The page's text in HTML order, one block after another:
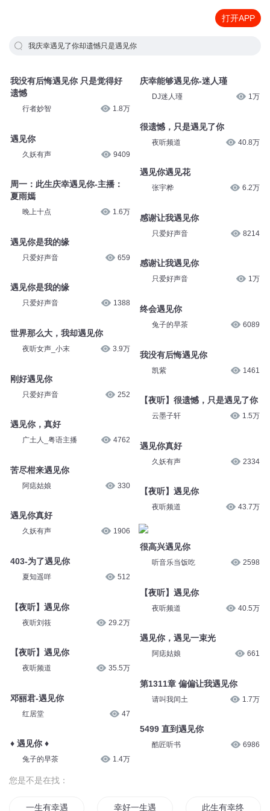
打开APP
我庆幸遇见了你却遗憾只是遇见你
我没有后悔遇见你 只是觉得好
遗憾
行者妙智 1.8万
遇见你
久妖有声 9409
周一：此生庆幸遇见你-主播：
夏雨嫣
晚上十点 1.6万
遇见你是我的缘
只爱好声音 659
遇见你是我的缘
只爱好声音 1388
世界那么大，我却遇见你
夜听女声_小末 3.9万
刚好遇见你
只爱好声音 252
遇见你，真好
广土人_粤语主播 4762
苦尽柑来遇见你
阿痣姑娘 330
遇见你真好
久妖有声 1906
403-为了遇见你
夏知遥咩 512
【夜听】遇见你
夜听刘筱 29.2万
【夜听】遇见你
夜听频道 35.5万
邓丽君-遇见你
红居堂 47
♦ 遇见你 ♦
兔子的早茶 1.4万
庆幸能够遇见你-迷人瑾
DJ迷人瑾 1万
很遗憾，只是遇见了你
夜听频道 40.8万
遇见你遇见花
张宇桦 6.2万
感谢让我遇见你
只爱好声音 8214
感谢让我遇见你
只爱好声音 1万
终会遇见你
兔子的早茶 6089
我没有后悔遇见你
凯紫 1461
【夜听】很遗憾，只是遇见了你
云墨子轩 1.5万
遇见你真好
久妖有声 2334
【夜听】遇见你
夜听频道 43.7万
很高兴遇见你
听音乐当饭吃 2598
【夜听】遇见你
夜听频道 40.5万
遇见你，遇见一束光
阿痣姑娘 661
第1311章 偏偏让我遇见你
请叫我闰土 1.7万
5499 直到遇见你
酷匠听书 6986
您是不是在找：
一生有幸遇见你 幸好一生遇见你 此生有幸终遇你